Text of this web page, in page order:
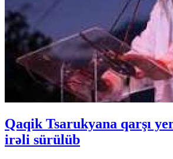
Qaqik Tsarukyana qarşı
irəli sürülüb